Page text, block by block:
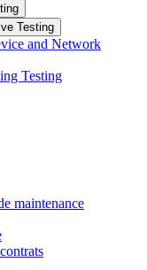
Testing
and Network
Testing
maintenance